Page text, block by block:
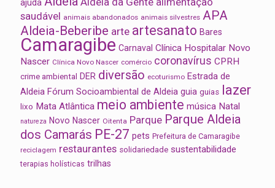
ajuda
saudável animais abandonados animais silvestres APA
Aldeia-Beberibe arte artesanato Bares
Camaragibe Carnaval Clínica Hospitalar Novo
Nascer Clínica Novo Nascer comércio coronavírus CPRH
crime ambiental DER diversão ecoturismo Estrada de
Aldeia Fórum Socioambiental de Aldeia guia guias lazer
lixo Mata Atlântica meio ambiente música Natal
natureza Novo Nascer Oitenta Parque Parque Aldeia
dos Camarás PE-27 pets Prefeitura de Camaragibe
reciclagem restaurantes solidariedade sustentabilidade
terapias holísticas trilhas